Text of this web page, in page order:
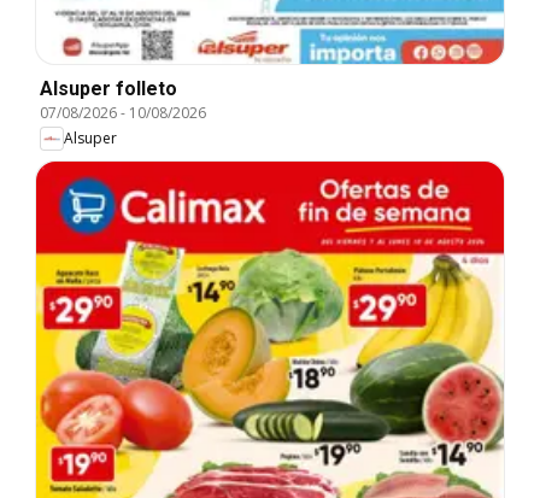
Alsuper folleto
07/08/2026- 10/08/2026
Alsuper